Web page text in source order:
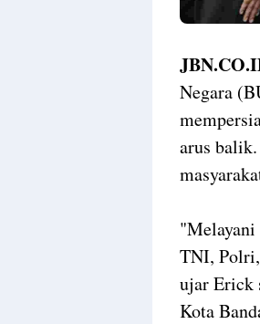
Negara
arus
"Melayani
TNI,
ujar Erick
Kota